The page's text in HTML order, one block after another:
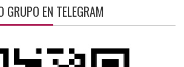
GRUPO EN TELEGRAM